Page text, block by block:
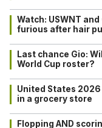
Watch: USWNT
furious after hair
Last chance Gio:
World Cup roster?
United States
in a grocery store
Flopping AND